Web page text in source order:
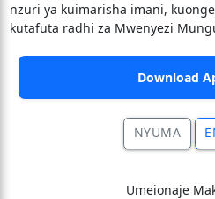
nzuri ya kuimarisha imani,
kutafuta radhi za Mwenyezi
Download
NYUMA
Umeionaje